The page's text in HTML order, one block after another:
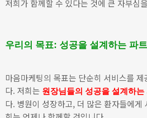
저희가 함께할 수 있다는 것에 큰 자부심
우리의 목표: 성공을 설계하는 파
마음마케팅의 목표는 단순히 서비스를 제
다. 저희는 원장님들의 성공을 설계하는
다. 병원이 성장하고, 더 많은 환자들에게